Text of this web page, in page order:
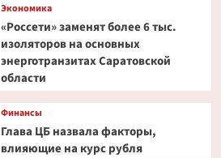
Экономика
«Россети» заменят более 6 тыс.
изоляторов на основных
энерготранзитах Саратовской
области
Финансы
Глава ЦБ назвала факторы,
влияющие на курс рубля